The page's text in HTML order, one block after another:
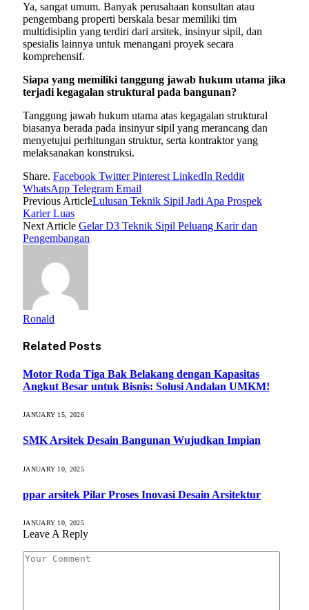
Ya, sangat umum. Banyak perusahaan konsultan atau
pengembang properti berskala besar memiliki tim
multidisiplin yang terdiri dari arsitek, insinyur sipil, dan
spesialis lainnya untuk menangani proyek secara
komprehensif.
Siapa yang memiliki tanggung jawab hukum utama jika
terjadi kegagalan struktural pada bangunan?
Tanggung jawab hukum utama atas kegagalan struktural
biasanya berada pada insinyur sipil yang merancang dan
menyetujui perhitungan struktur, serta kontraktor yang
melaksanakan konstruksi.
Share. Facebook Twitter Pinterest LinkedIn Reddit
WhatsApp Telegram Email
Previous ArticleLulusan Teknik Sipil Jadi Apa Prospek
Karier Luas
Next Article Gelar D3 Teknik Sipil Peluang Karir dan
Pengembangan
Ronald
Related Posts
Motor Roda Tiga Bak Belakang dengan Kapasitas
Angkut Besar untuk Bisnis: Solusi Andalan UMKM!
JANUARY 15, 2026
SMK Arsitek Desain Bangunan Wujudkan Impian
JANUARY 10, 2025
ppar arsitek Pilar Proses Inovasi Desain Arsitektur
JANUARY 10, 2025
Leave A Reply